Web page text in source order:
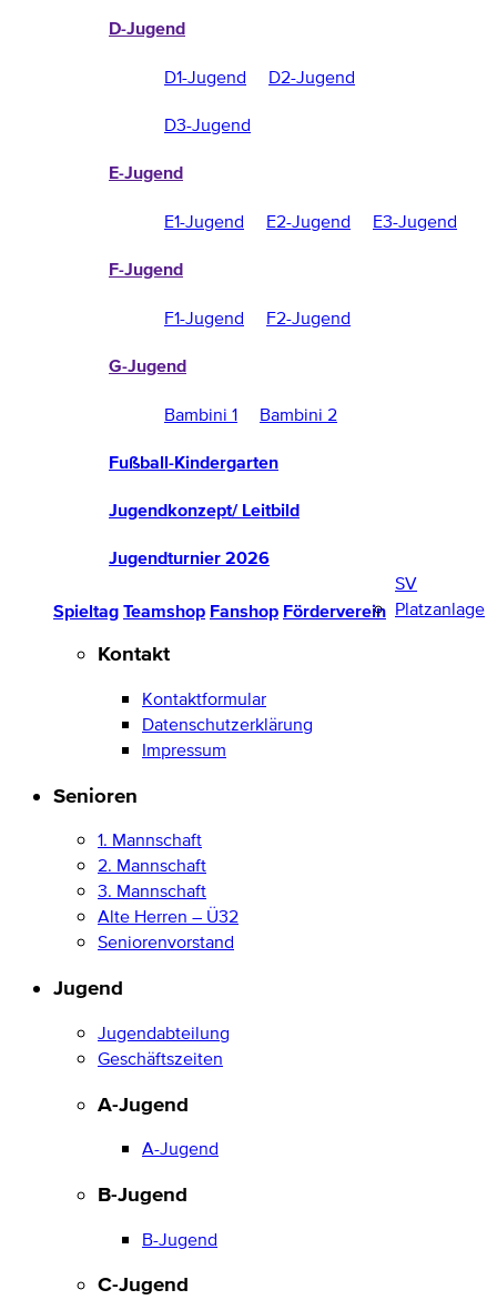
D-Jugend
D1-Jugend
D2-Jugend
D3-Jugend
E-Jugend
E1-Jugend E2-Jugend E3-Jugend
F-Jugend
F1-Jugend F2-Jugend
G-Jugend
Bambini 1 Bambini 2
Fußball-Kindergarten
Jugendkonzept/ Leitbild
Jugendturnier 2026
Spieltag Teamshop Fanshop Förderverein
SV
Platzanlage
Kontakt
Kontaktformular
Datenschutzerklärung
Impressum
Senioren
1. Mannschaft
2. Mannschaft
3. Mannschaft
Alte Herren – Ü32
Seniorenvorstand
Jugend
Jugendabteilung
Geschäftszeiten
A-Jugend
A-Jugend
B-Jugend
B-Jugend
C-Jugend